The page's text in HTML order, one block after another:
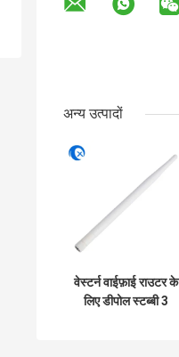
अन्य उत्पादों
वेस्टर्न वाईफ़ाई राउटर के
लिए डीपोल स्टब्बी 3